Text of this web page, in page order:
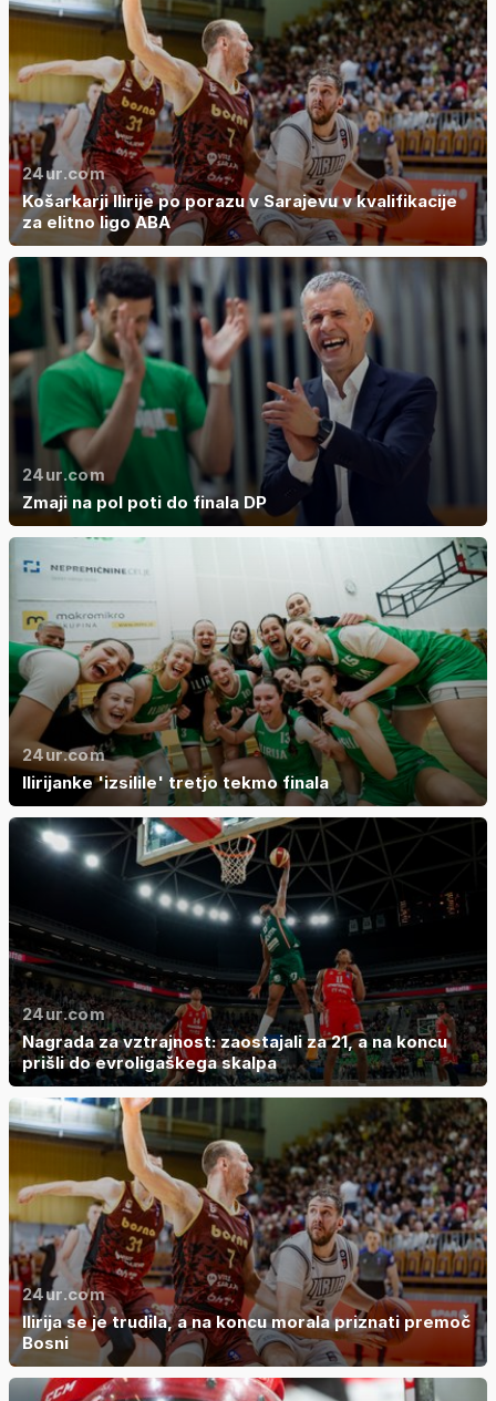
24ur.com
Košarkarji Ilirije po porazu v Sarajevu v kvalifikacije
za elitno ligo ABA
24ur.com
Zmaji na pol poti do finala DP
24ur.com
Ilirijanke 'izsilile' tretjo tekmo finala
24ur.com
Nagrada za vztrajnost: zaostajali za 21, a na koncu
prišli do evroligaškega skalpa
24ur.com
Ilirija se je trudila, a na koncu morala priznati premoč
Bosni